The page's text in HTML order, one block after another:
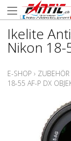
Ikelite
Nikon 18-
E-SHOP › ZUBEHÖR
18-55 AF-P DX